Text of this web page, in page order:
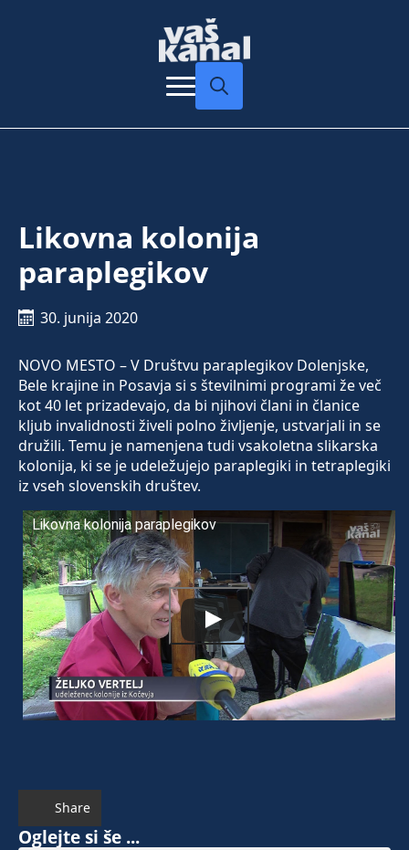
Likovna kolonija
paraplegikov
30. junija 2020
NOVO MESTO – V Društvu paraplegikov Dolenjske,
Bele krajine in Posavja si s številnimi programi že več
kot 40 let prizadevajo, da bi njihovi člani in članice
kljub invalidnosti živeli polno življenje, ustvarjali in se
družili. Temu je namenjena tudi vsakoletna slikarska
kolonija, ki se je udeležujejo paraplegiki in tetraplegiki
iz vseh slovenskih društev.
Likovna kolonija paraplegikov
Share
Oglejte si še ...